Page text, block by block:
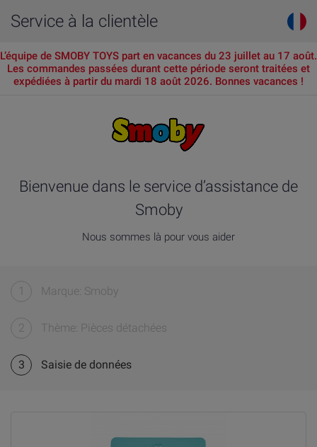
Service à la clientèle
L’équipe de SMOBY TOYS part en vacances du 23 juillet au 17 août.
Les commandes passées durant cette période seront traitées et
expédiées à partir du mardi 18 août 2026. Bonnes vacances !
Bienvenue dans le service d’assistance de
Smoby
Nous sommes là pour vous aider
1 Marque: Smoby
2 Thème: Pièces détachées
3 Saisie de données